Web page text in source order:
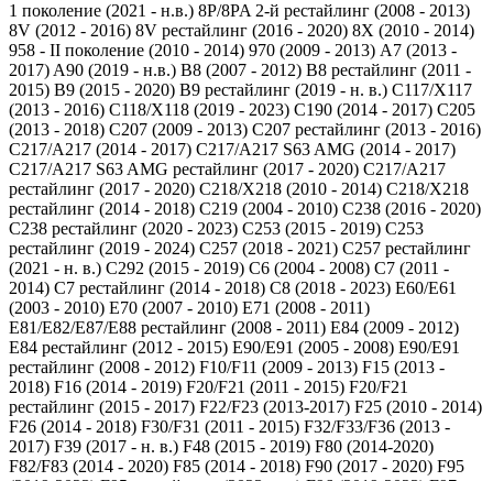
1 поколение (2021 - н.в.) 8P/8PA 2-й рестайлинг (2008 - 2013)
8V (2012 - 2016) 8V рестайлинг (2016 - 2020) 8X (2010 - 2014)
958 - II поколение (2010 - 2014) 970 (2009 - 2013) A7 (2013 -
2017) A90 (2019 - н.в.) B8 (2007 - 2012) B8 рестайлинг (2011 -
2015) B9 (2015 - 2020) B9 рестайлинг (2019 - н. в.) C117/X117
(2013 - 2016) C118/X118 (2019 - 2023) C190 (2014 - 2017) C205
(2013 - 2018) C207 (2009 - 2013) C207 рестайлинг (2013 - 2016)
C217/A217 (2014 - 2017) C217/A217 S63 AMG (2014 - 2017)
C217/A217 S63 AMG рестайлинг (2017 - 2020) C217/A217
рестайлинг (2017 - 2020) C218/X218 (2010 - 2014) C218/X218
рестайлинг (2014 - 2018) C219 (2004 - 2010) C238 (2016 - 2020)
C238 рестайлинг (2020 - 2023) C253 (2015 - 2019) C253
рестайлинг (2019 - 2024) C257 (2018 - 2021) C257 рестайлинг
(2021 - н. в.) C292 (2015 - 2019) C6 (2004 - 2008) C7 (2011 -
2014) C7 рестайлинг (2014 - 2018) C8 (2018 - 2023) E60/E61
(2003 - 2010) E70 (2007 - 2010) E71 (2008 - 2011)
E81/E82/E87/E88 рестайлинг (2008 - 2011) E84 (2009 - 2012)
E84 рестайлинг (2012 - 2015) E90/E91 (2005 - 2008) E90/E91
рестайлинг (2008 - 2012) F10/F11 (2009 - 2013) F15 (2013 -
2018) F16 (2014 - 2019) F20/F21 (2011 - 2015) F20/F21
рестайлинг (2015 - 2017) F22/F23 (2013-2017) F25 (2010 - 2014)
F26 (2014 - 2018) F30/F31 (2011 - 2015) F32/F33/F36 (2013 -
2017) F39 (2017 - н. в.) F48 (2015 - 2019) F80 (2014-2020)
F82/F83 (2014 - 2020) F85 (2014 - 2018) F90 (2017 - 2020) F95